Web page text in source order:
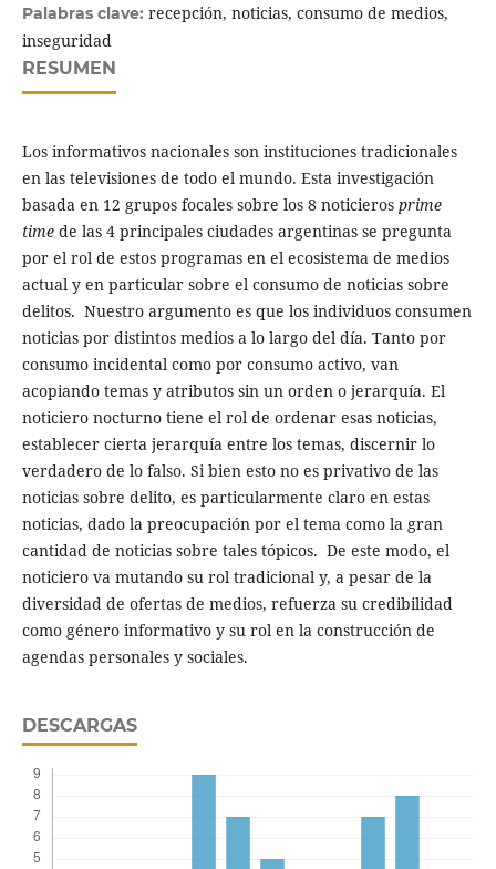
Palabras clave: recepción, noticias, consumo de medios,
inseguridad
RESUMEN
Los informativos nacionales son instituciones tradicionales
en las televisiones de todo el mundo. Esta investigación
basada en 12 grupos focales sobre los 8 noticieros prime
timede las 4 principales ciudades argentinas se pregunta
por el rol de estos programas en el ecosistema de medios
actual y en particular sobre el consumo de noticias sobre
delitos. Nuestro argumento es que los individuos consumen
noticias por distintos medios a lo largo del día. Tanto por
consumo incidental como por consumo activo, van
acopiando temas y atributos sin un orden o jerarquía. El
noticiero nocturno tiene el rol de ordenar esas noticias,
establecer cierta jerarquía entre los temas, discernir lo
verdadero de lo falso. Si bien esto no es privativo de las
noticias sobre delito, es particularmente claro en estas
noticias, dado la preocupación por el tema como la gran
cantidad de noticias sobre tales tópicos. De este modo, el
noticiero va mutando su rol tradicional y, a pesar de la
diversidad de ofertas de medios, refuerza su credibilidad
como género informativo y su rol en la construcción de
agendas personales y sociales.
DESCARGAS